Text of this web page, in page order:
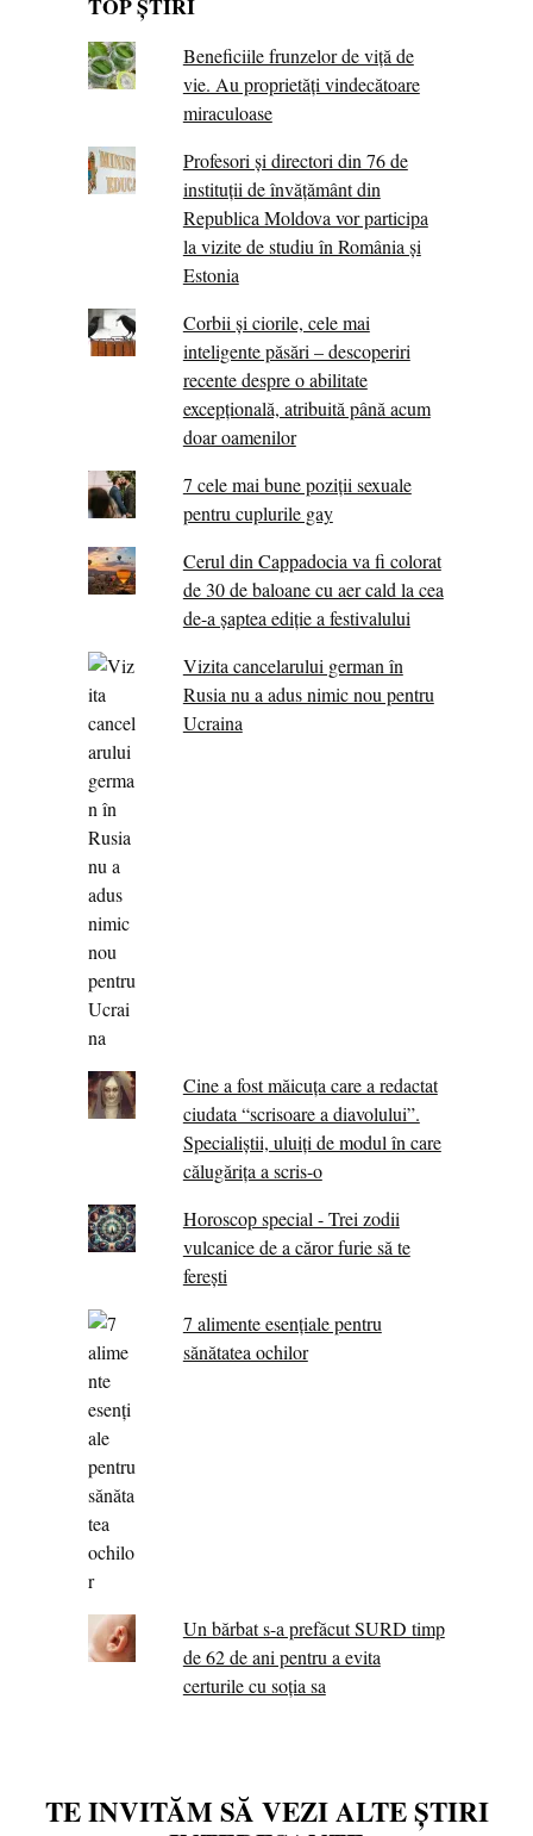
Beneficiile frunzelor de viță de
vie. Au proprietăţi vindecătoare
miraculoase
Profesori și directori din 76 de
instituții de învățământ din
Republica Moldova vor participa
la vizite de studiu în România și
Estonia
Corbii şi ciorile, cele mai
inteligente păsări – descoperiri
recente despre o abilitate
excepţională, atribuită până acum
doar oamenilor
7 cele mai bune poziții sexuale
pentru cuplurile gay
Cerul din Cappadocia va fi colorat
de 30 de baloane cu aer cald la cea
de-a șaptea ediție a festivalului
Vizita cancelarului german în
Rusia nu a adus nimic nou pentru
Ucraina
Cine a fost măicuţa care a redactat
ciudata “scrisoare a diavolului”.
Specialiştii, uluiţi de modul în care
călugărița a scris-o
Horoscop special - Trei zodii
vulcanice de a căror furie să te
ferești
7 alimente esenţiale pentru
sănătatea ochilor
Un bărbat s-a prefăcut SURD timp
de 62 de ani pentru a evita
certurile cu soția sa
TE INVITĂM SĂ VEZI ALTE ȘTIRI